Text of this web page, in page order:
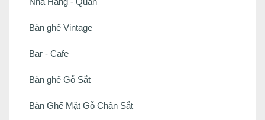
Bàn ghế Vintage
Bar - Cafe
Bàn ghế Gỗ Sắt
Bàn Ghế Mặt Gỗ Chân Sắt